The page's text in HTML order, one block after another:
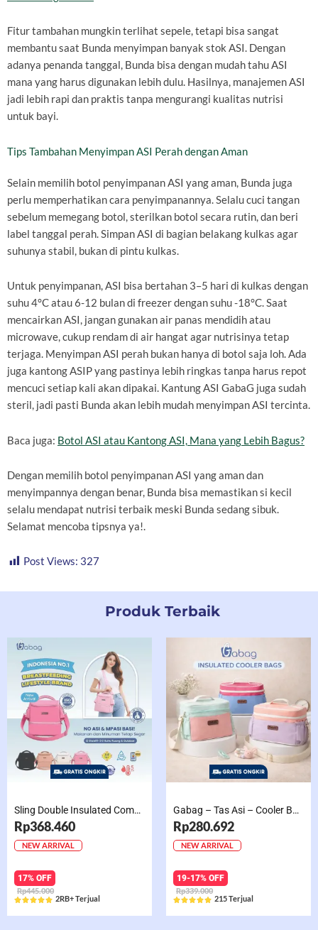
Fitur tambahan mungkin terlihat sepele, tetapi bisa sangat
membantu saat Bunda menyimpan banyak stok ASI. Dengan
adanya penanda tanggal, Bunda bisa dengan mudah tahu ASI
mana yang harus digunakan lebih dulu. Hasilnya, manajemen ASI
jadi lebih rapi dan praktis tanpa mengurangi kualitas nutrisi
untuk bayi.
Tips Tambahan Menyimpan ASI Perah dengan Aman
Selain memilih botol penyimpanan ASI yang aman, Bunda juga
perlu memperhatikan cara penyimpanannya. Selalu cuci tangan
sebelum memegang botol, sterilkan botol secara rutin, dan beri
label tanggal perah. Simpan ASI di bagian belakang kulkas agar
suhunya stabil, bukan di pintu kulkas.
Untuk penyimpanan, ASI bisa bertahan 3–5 hari di kulkas dengan
suhu 4°C atau 6-12 bulan di freezer dengan suhu -18°C. Saat
mencairkan ASI, jangan gunakan air panas mendidih atau
microwave, cukup rendam di air hangat agar nutrisinya tetap
terjaga. Menyimpan ASI perah bukan hanya di botol saja loh. Ada
juga kantong ASIP yang pastinya lebih ringkas tanpa harus repot
mencuci setiap kali akan dipakai. Kantung ASI GabaG juga sudah
steril, jadi pasti Bunda akan lebih mudah menyimpan ASI tercinta.
Baca juga: Botol ASI atau Kantong ASI, Mana yang Lebih Bagus?
Dengan memilih botol penyimpanan ASI yang aman dan
menyimpannya dengan benar, Bunda bisa memastikan si kecil
selalu mendapat nutrisi terbaik meski Bunda sedang sibuk.
Selamat mencoba tipsnya ya!.
Post Views: 327
Produk Terbaik
Sling Double Insulated Compartment Cappucino Black, Creamy, Salem, Chocolate
Rp368.460
NEW ARRIVAL
17% OFF
Rp445.000
Rated
2RB+ Terjual
Gabag – Tas Asi – Cooler Bag Sling Single Compartment Mint Grape Bubble
Rp280.692
NEW ARRIVAL
19-17% OFF
Rp339.000
Rated
215 Terjual